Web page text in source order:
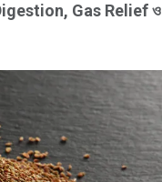
Gas Relief ও